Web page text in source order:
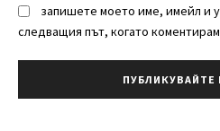
запишете моето име, имейл и
следващия път, когато